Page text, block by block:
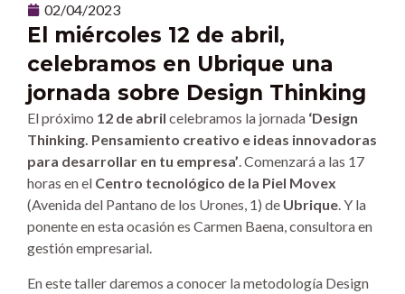
02/04/2023
El miércoles 12 de abril,
celebramos en Ubrique una
jornada sobre Design Thinking
El próximo 12 de abril celebramos la jornada ‘Design
Thinking. Pensamiento creativo e ideas innovadoras
para desarrollar en tu empresa’. Comenzará a las 17
horas en el Centro tecnológico de la Piel Movex
(Avenida del Pantano de los Urones, 1) de Ubrique. Y la
ponente en esta ocasión es Carmen Baena, consultora en
gestión empresarial.
En este taller daremos a conocer la metodología Design